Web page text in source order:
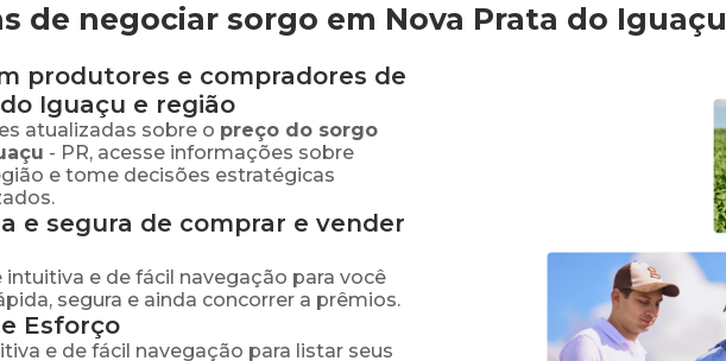
de negociar sorgo em Nova Prata do Iguaçu
produtores e compradores de
Iguaçu e região
atualizadas sobre o preço do sorgo
- PR, acesse informações sobre
e tome decisões estratégicas
e segura de comprar e vender
intuitiva e de fácil navegação para você
segura e ainda concorrer a prêmios.
Esforço
e de fácil navegação para listar seus